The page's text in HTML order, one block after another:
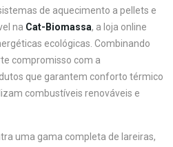
de aquecimento a pellets e
na Cat-Biomassa, a loja online
ecológicas. Combinando
compromisso com a
que garantem conforto térmico
combustíveis renováveis e
uma gama completa de lareiras,